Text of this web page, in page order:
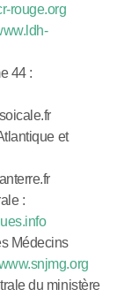
rouge.org
44 :
et
:
Médecins
du ministère